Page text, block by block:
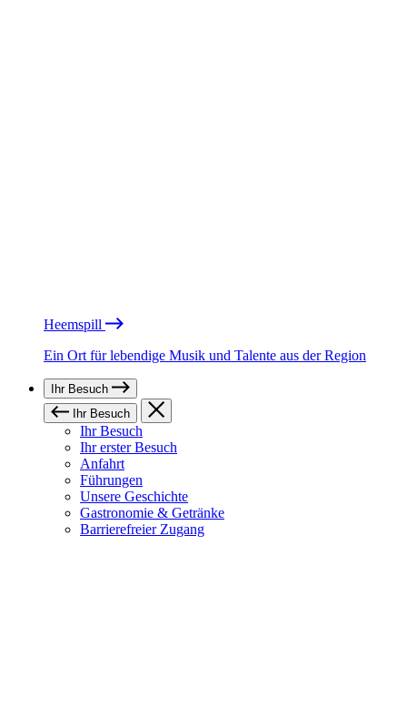
Heemspill
Ein Ort für lebendige Musik und Talente aus der Region
Ihr Besuch
Ihr Besuch
Ihr Besuch
Ihr erster Besuch
Anfahrt
Führungen
Unsere Geschichte
Gastronomie & Getränke
Barrierefreier Zugang